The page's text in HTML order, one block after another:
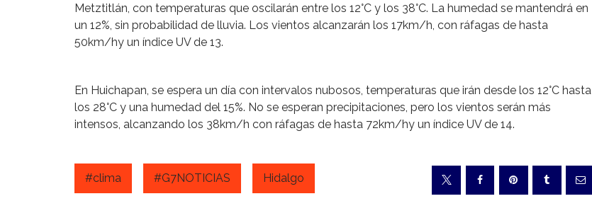
Metztitlán, con temperaturas que oscilarán entre los 12°C y los 38°C. La humedad se mantendrá en
un 12%, sin probabilidad de lluvia. Los vientos alcanzarán los 17km/h, con ráfagas de hasta
50km/hy un índice UV de 13.
En Huichapan, se espera un día con intervalos nubosos, temperaturas que irán desde los 12°C hasta
los 28°C y una humedad del 15%. No se esperan precipitaciones, pero los vientos serán más
intensos, alcanzando los 38km/h con ráfagas de hasta 72km/hy un índice UV de 14.
#clima #G7NOTICIAS Hidalgo